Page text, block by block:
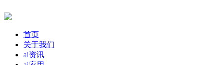
首页
关于我们
ai资讯